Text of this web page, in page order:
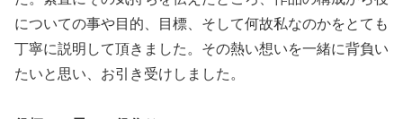
についての事や目的、目標、そして何故私なのかをとても
丁寧に説明して頂きました。その熱い想いを一緒に背負い
たいと思い、お引き受けしました。